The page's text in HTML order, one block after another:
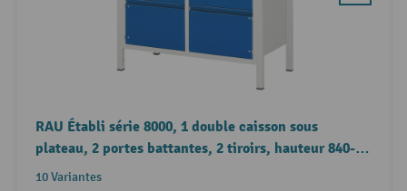
RAU Établi série 8000, 1 double caisson sous
plateau, 2 portes battantes, 2 tiroirs, hauteur 840-
1 040 mm
10 Variantes